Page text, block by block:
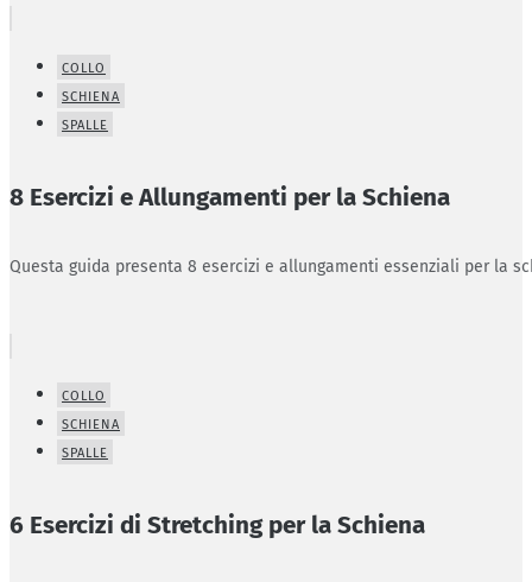
COLLO
SCHIENA
SPALLE
8 Esercizi e Allungamenti per la Schiena
Questa guida presenta 8 esercizi e allungamenti essenziali per la
COLLO
SCHIENA
SPALLE
6 Esercizi di Stretching per la Schiena